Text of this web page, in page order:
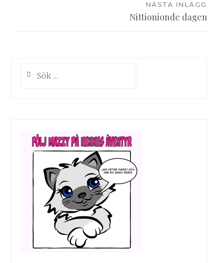
NÄSTA INLÄGG
Nittionionde dagen
efter: